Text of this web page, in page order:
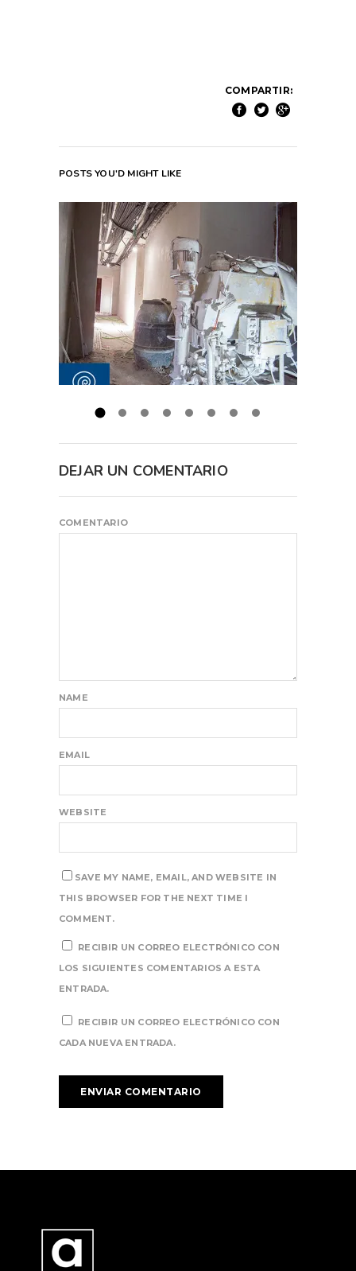
COMPARTIR:
POSTS YOU'D MIGHT LIKE
DEJAR UN COMENTARIO
COMENTARIO
NAME
EMAIL
WEBSITE
SAVE MY NAME, EMAIL, AND WEBSITE IN
THIS BROWSER FOR THE NEXT TIME I
COMMENT.
RECIBIR UN CORREO ELECTRÓNICO CON
LOS SIGUIENTES COMENTARIOS A ESTA
ENTRADA.
RECIBIR UN CORREO ELECTRÓNICO CON
CADA NUEVA ENTRADA.